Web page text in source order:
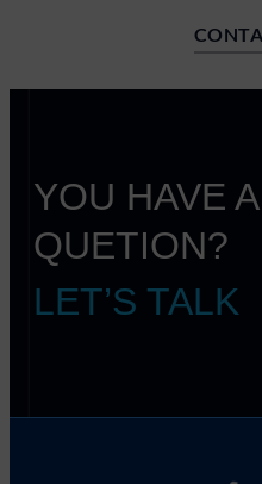
YOU HAVE
QUETION?
LET’S TALK